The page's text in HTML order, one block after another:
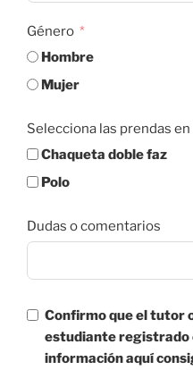
Género
Hombre
Mujer
Selecciona las prendas
Chaqueta doble faz
Polo
Dudas o comentarios
Confirmo que el tutor
estudiante registrado
información aquí